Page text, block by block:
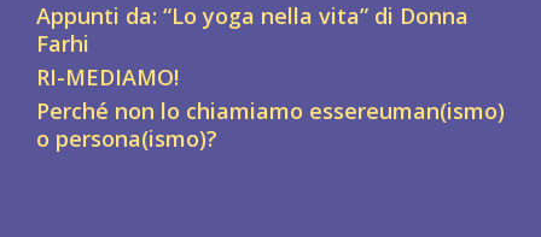
Appunti da: “Lo yoga nella vita” di Donna
Farhi
RI-MEDIAMO!
Perché non lo chiamiamo essereuman(ismo)
o persona(ismo)?